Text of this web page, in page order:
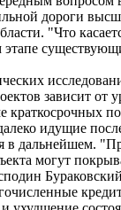
дороги
"Что
зависит от
идущие
в дальнейшем.
могут